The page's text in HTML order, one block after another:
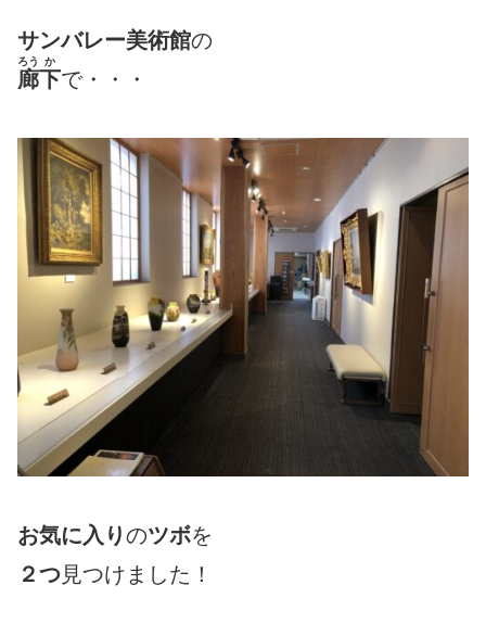
サンバレー美術館の
廊
ろう
下
か
で・・・
お気に入りのツボを
２つ 見つけました！